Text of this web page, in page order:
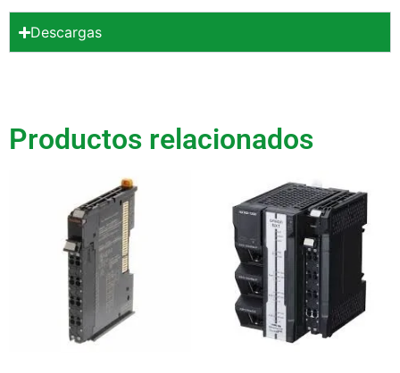
Descargas
Productos relacionados